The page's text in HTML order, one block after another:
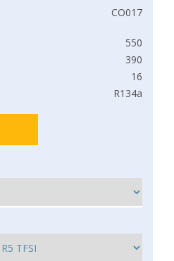
CO017
550
390
16
R134a